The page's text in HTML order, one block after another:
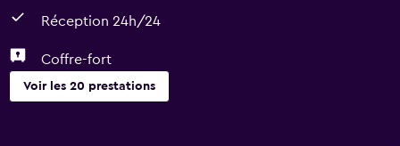
Réception 24h/24
Coffre-fort
Voir les 20 prestations